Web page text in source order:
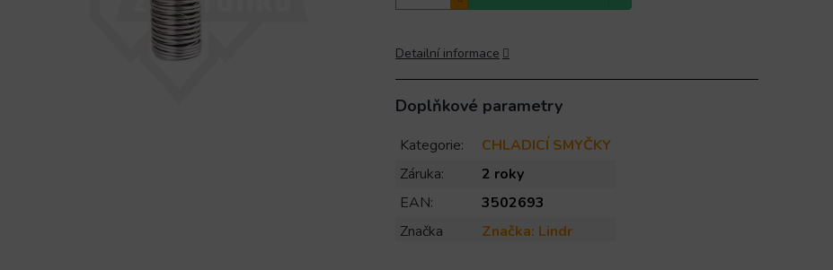
Detailní informace
Doplňkové parametry
Kategorie:
CHLADICÍ SMYČKY
Záruka:
2 roky
EAN:
3502693
Značka
Značka: Lindr